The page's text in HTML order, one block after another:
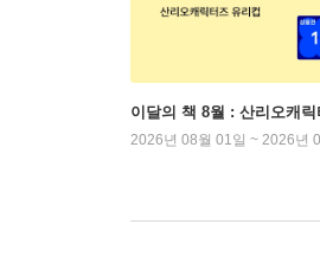
이달의 책 8월 : 산리오캐릭
2026년 08월 01일 ~ 2026년